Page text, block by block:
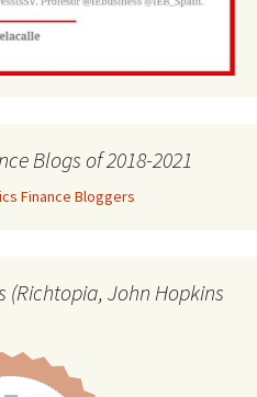
Blogs of 2018-2021
(Richtopia, John Hopkins